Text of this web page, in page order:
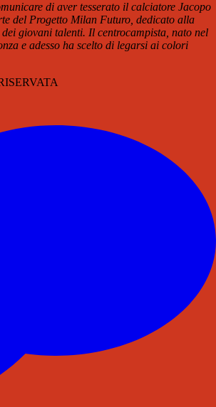
di aver tesserato il calciatore Jacopo
del Progetto Milan Futuro, dedicato alla
giovani talenti. Il centrocampista, nato nel
e adesso ha scelto di legarsi ai colori